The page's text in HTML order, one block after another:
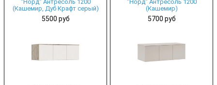
"Норд" Антресоль 1200
(Кашемир, Дуб Крафт серый)
5500 руб
"Норд" Антресоль 1200
(Кашемир)
5700 руб